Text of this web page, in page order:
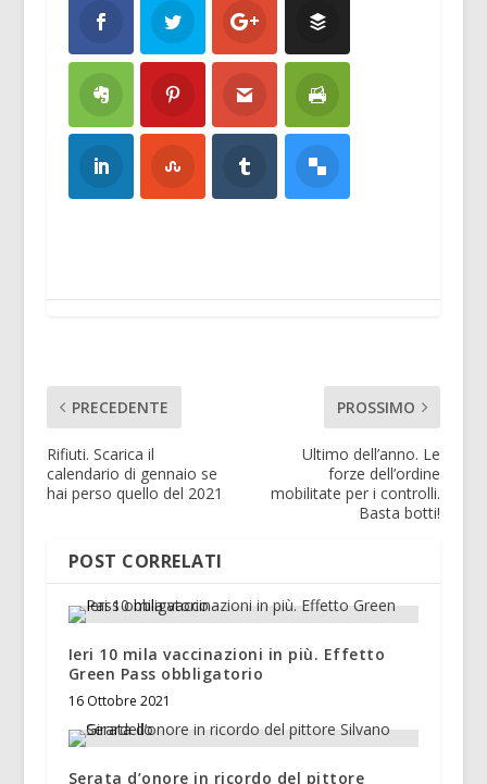
PRECEDENTE
Rifiuti. Scarica il
calendario di gennaio se
hai perso quello del 2021
PROSSIMO
Ultimo dell’anno. Le
forze dell’ordine
mobilitate per i controlli.
Basta botti!
POST CORRELATI
Ieri 10 mila vaccinazioni in più. Effetto
Green Pass obbligatorio
16 Ottobre 2021
Serata d’onore in ricordo del pittore